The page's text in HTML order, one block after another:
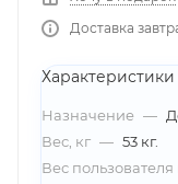
Доставка
Характеристики
Назначение —
Вес, кг — 53 кг.
Вес пользователя